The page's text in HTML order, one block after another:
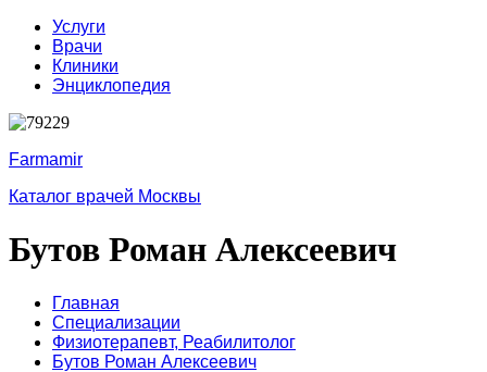
Услуги
Врачи
Клиники
Энциклопедия
Farmamir
Каталог врачей Москвы
Бутов Роман Алексеевич
Главная
Специализации
Физиотерапевт, Реабилитолог
Бутов Роман Алексеевич